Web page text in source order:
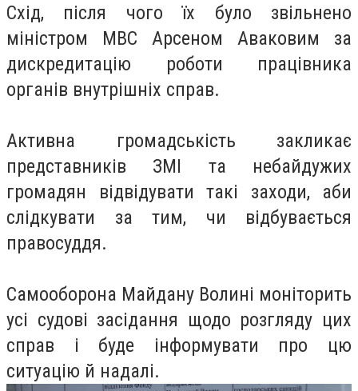
Схід, після чого їх було звільнено
міністром МВС Арсеном Аваковим за
дискредитацію роботи працівника
органів внутрішніх справ.
Активна громадськість закликає
представників ЗМІ та небайдужих
громадян відвідувати такі заходи, аби
слідкувати за тим, чи відбувається
правосуддя.
Самооборона Майдану Волині моніторить
усі судові засідання щодо розгляду цих
справ і буде інформувати про цю
ситуацію й надалі.